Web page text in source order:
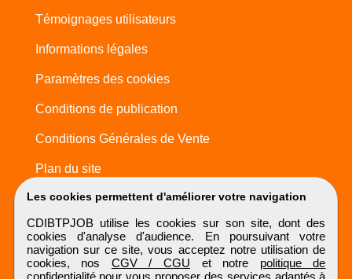
Les cookies permettent d'améliorer votre navigation
CDIBTPJOB utilise les cookies sur son site, dont des
cookies d'analyse d'audience. En poursuivant votre
navigation sur ce site, vous acceptez notre utilisation de
cookies, nos CGV / CGU et notre politique de
confidentialitépour vous proposer des services adaptés à
Témoignages utilisateurs
Informations légales
Paramètres des cookies
Conditions de publication
Conditions Générales de Vente
Plan du site